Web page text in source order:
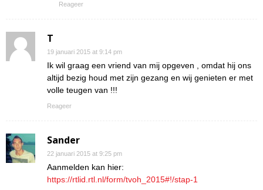
Reageer
T
19 januari 2015 at 9:14 pm
Ik wil graag een vriend van mij opgeven , omdat hij ons
altijd bezig houd met zijn gezang en wij genieten er met
volle teugen van !!!
Reageer
Sander
22 januari 2015 at 9:25 pm
Aanmelden kan hier:
https://rtlid.rtl.nl/form/tvoh_2015#!/stap-1